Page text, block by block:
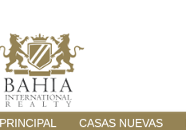
PRINCIPAL CASAS NUEVAS